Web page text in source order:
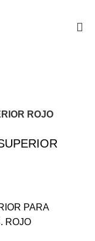
ROJO
PARA
ROJO